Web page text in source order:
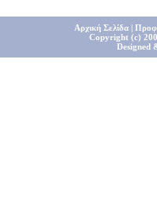
Αρχική Σελίδα|
Copyright (c)
Designed